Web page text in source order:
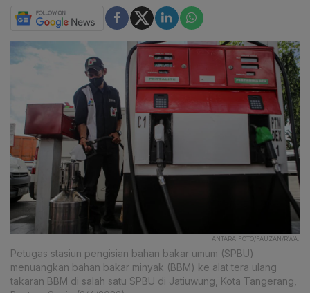
ANTARA FOTO/FAUZAN/RWA.
Petugas stasiun pengisian bahan bakar umum (SPBU)
menuangkan bahan bakar minyak (BBM) ke alat tera ulang
takaran BBM di salah satu SPBU di Jatiuwung, Kota Tangerang,